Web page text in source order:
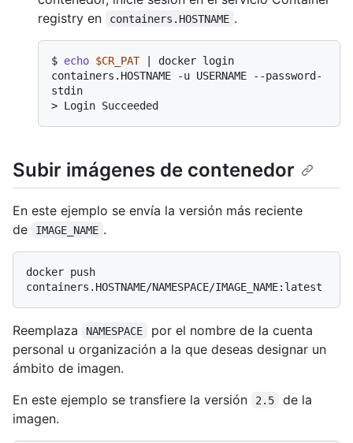
registry en
containers.HOSTNAME .
$ echo $CR_PAT | docker login
containers.HOSTNAME -u USERNAME --password-
stdin
> Login Succeeded
Subir imágenes de contenedor
En este ejemplo se envía la versión más reciente
de
IMAGE_NAME .
docker push
Reemplaza NAMESPACE
por el nombre de la cuenta
personal u organización a la que deseas designar un
ámbito de imagen.
En este ejemplo se transfiere la versión
2.5
de la
imagen.